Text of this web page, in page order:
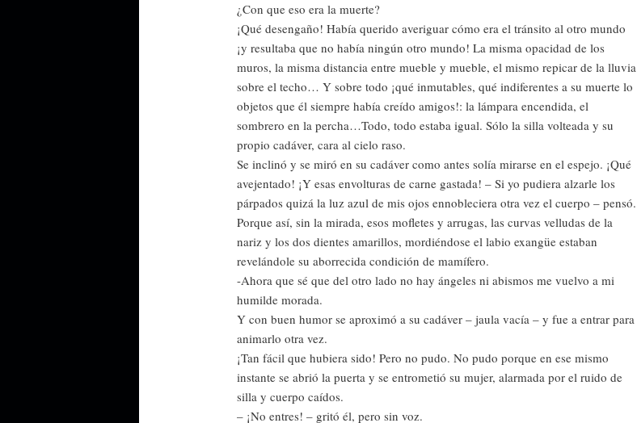
¿Con que eso era la muerte?
¡Qué desengaño! Había querido averiguar cómo era el tránsito al otro mundo
¡y resultaba que no había ningún otro mundo! La misma opacidad de los
muros, la misma distancia entre mueble y mueble, el mismo repicar de la lluvia
sobre el techo… Y sobre todo ¡qué inmutables, qué indiferentes a su muerte lo
objetos que él siempre había creído amigos!: la lámpara encendida, el
sombrero en la percha…Todo, todo estaba igual. Sólo la silla volteada y su
propio cadáver, cara al cielo raso.
Se inclinó y se miró en su cadáver como antes solía mirarse en el espejo. ¡Qué
avejentado! ¡Y esas envolturas de carne gastada! – Si yo pudiera alzarle los
párpados quizá la luz azul de mis ojos ennobleciera otra vez el cuerpo – pensó.
Porque así, sin la mirada, esos mofletes y arrugas, las curvas velludas de la
nariz y los dos dientes amarillos, mordiéndose el labio exangüe estaban
revelándole su aborrecida condición de mamífero.
-Ahora que sé que del otro lado no hay ángeles ni abismos me vuelvo a mi
humilde morada.
Y con buen humor se aproximó a su cadáver – jaula vacía – y fue a entrar para
animarlo otra vez.
¡Tan fácil que hubiera sido! Pero no pudo. No pudo porque en ese mismo
instante se abrió la puerta y se entrometió su mujer, alarmada por el ruido de
silla y cuerpo caídos.
– ¡No entres! – gritó él, pero sin voz.